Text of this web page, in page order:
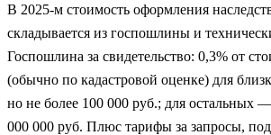
В 2025‑м стоимость оформления
складывается из госпошлины и
Госпошлина за свидетельство: 0,3% от
(обычно по кадастровой оценке) для
но не более 100 000 руб.; для остальных
000 000 руб. Плюс тарифы за запросы,